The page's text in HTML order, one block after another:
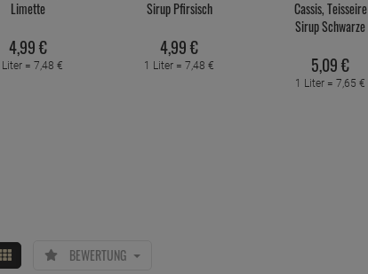
Limette
4,99€
= 7,48 €
Sirup Pfirsisch
4,99€
1 Liter = 7,48 €
Cassis, Teisseire
Sirup Schwarze
5,09€
1 Liter = 7,65 €
BEWERTUNG